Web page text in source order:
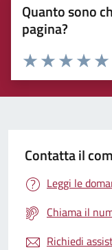
Quanto sono
pagina?
Rating:
Valuta
Valuta 3
Valuta 2 stelle
Valuta 1 stelle su 5
Contatta il
Leggi le
Chiama il
Richiedi